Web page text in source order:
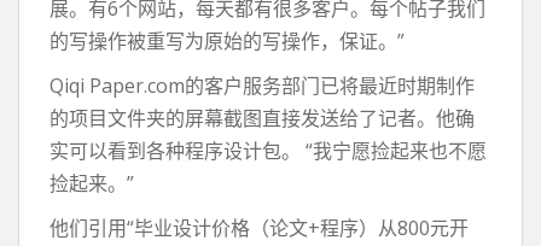
展。有6个网站，每天都有很多客户。每个帖子我们
的写操作被重写为原始的写操作，保证。”
Qiqi Paper.com的客户服务部门已将最近时期制作
的项目文件夹的屏幕截图直接发送给了记者。他确
实可以看到各种程序设计包。 “我宁愿捡起来也不愿
捡起来。”
他们引用“毕业设计价格（论文+程序）从800元开